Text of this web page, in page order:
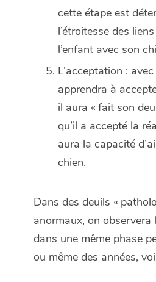
cette étape est
l’étroitesse des
l’enfant avec son
L’acceptation :
apprendra à
il aura « fait son
qu’il a accepté la
aura la capacité
chien.
Dans des deuils «
anormaux, on observera
dans une même phase
ou même des années,